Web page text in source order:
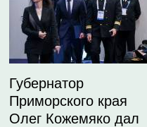
Губернатор
Приморского края
Олег Кожемяко дал